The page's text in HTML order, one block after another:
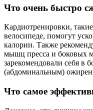
Что очень быстро
Кардиотренировки,
велосипеде, помогут
калории. Также
мышц пресса и боковых
зарекомендовали себя в
(абдоминальным)
Что самое